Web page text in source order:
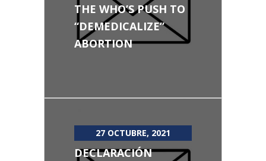
THE WHO’S PUSH TO
“DEMEDICALIZE”
ABORTION
27 OCTUBRE, 2021
DECLARACIÓN